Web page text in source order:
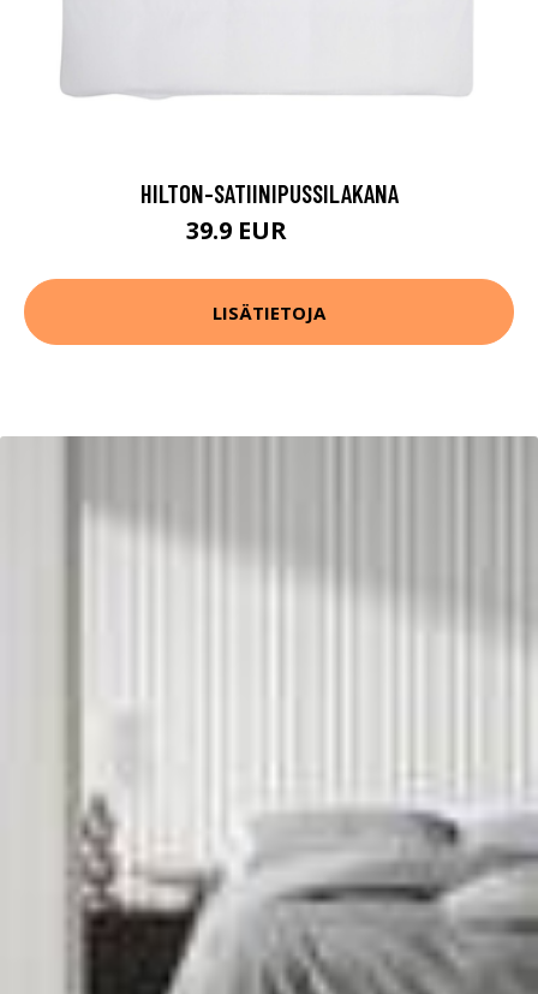
HILTON-SATIINIPUSSILAKANA
39.9 EUR
LISÄTIETOJA